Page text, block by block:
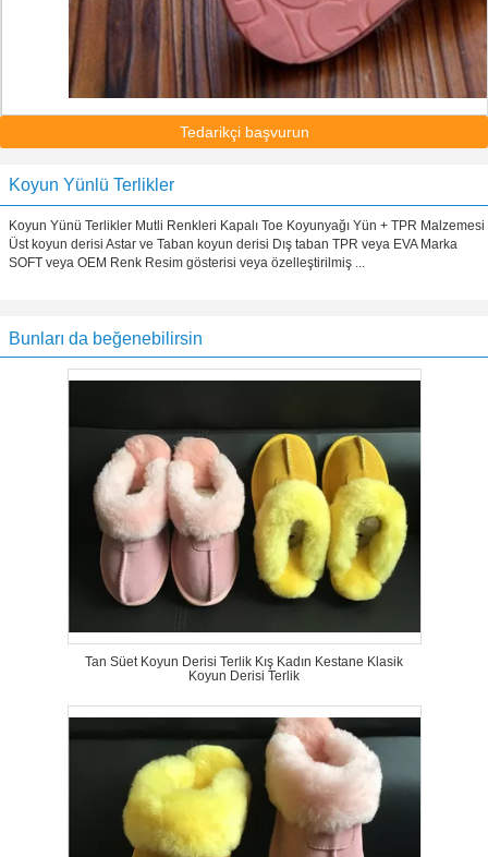
Tedarikçi başvurun
Koyun Yünlü Terlikler
Koyun Yünü Terlikler Mutli Renkleri Kapalı Toe Koyunyağı Yün + TPR Malzemesi
Üst koyun derisi Astar ve Taban koyun derisi Dış taban TPR veya EVA Marka
SOFT veya OEM Renk Resim gösterisi veya özelleştirilmiş ...
Bunları da beğenebilirsin
Tan Süet Koyun Derisi Terlik Kış Kadın Kestane Klasik
Koyun Derisi Terlik